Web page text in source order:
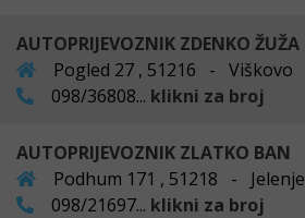
AUTOPRIJEVOZNIK ZDENKO ŽUŽA
Pogled 27 , 51216 - Viškovo
098/36808... klikni za broj
AUTOPRIJEVOZNIK ZLATKO BAN
Podhum 171 , 51218 - Jelenje
098/21697... klikni za broj